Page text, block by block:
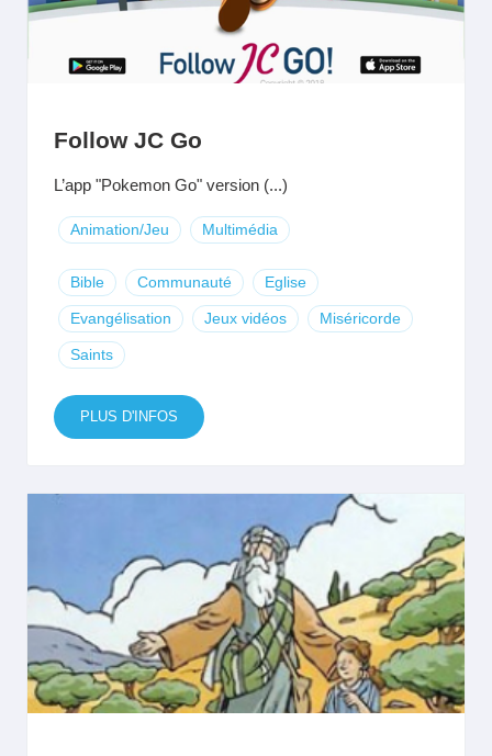
Follow JC Go
L’app "Pokemon Go" version (...)
Animation/Jeu Multimédia
Bible Communauté Eglise
Evangélisation Jeux vidéos Miséricorde
Saints
PLUS D'INFOS